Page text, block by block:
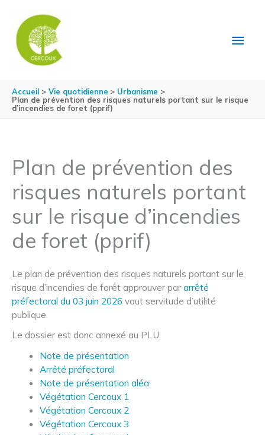
Accueil Vie quotidienne
Urbanisme
Plan de prévention des risques naturels portant sur le risque
d’incendies de foret (pprif)
Plan de prévention des
risques naturels portant
sur le risque d’incendies
de foret (pprif)
Le plan de prévention des risques naturels portant sur le
risque d’incendies de forêt approuver par arrêté
préfectoral du 03 juin 2026 vaut servitude d’utilité
publique.
Le dossier est donc annexé au PLU.
Note de présentation
Arrêté préfectoral
Note de présentation aléa
Végétation Cercoux 1
Végétation Cercoux 2
Végétation Cercoux 3